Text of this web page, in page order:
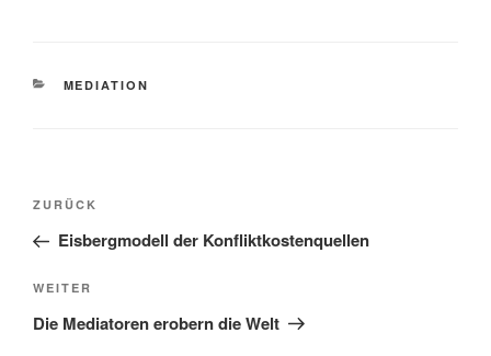
KATEGORIEN
MEDIATION
Beitragsnavigation
Vorheriger
Beitrag
ZURÜCK
Eisbergmodell der Konfliktkostenquellen
Nächster
Beitrag
WEITER
Die Mediatoren erobern die Welt